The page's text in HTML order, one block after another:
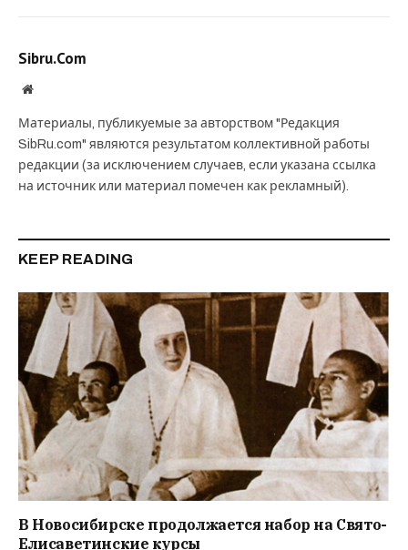
Sibru.Com
Website
Материалы, публикуемые за авторством "Редакция
SibRu.com" являются результатом коллективной работы
редакции (за исключением случаев, если указана ссылка
на источник или материал помечен как рекламный).
KEEP READING
В Новосибирске продолжается набор на Свято-
Елисаветинские курсы